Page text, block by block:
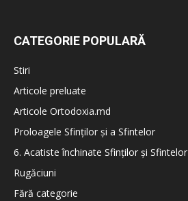
CATEGORIE POPULARĂ
Stiri
Articole preluate
Articole Ortodoxia.md
Proloagele Sfinților și a Sfintelor
6. Acatiste închinate Sfinților și Sfintelor
Rugăciuni
Fără categorie